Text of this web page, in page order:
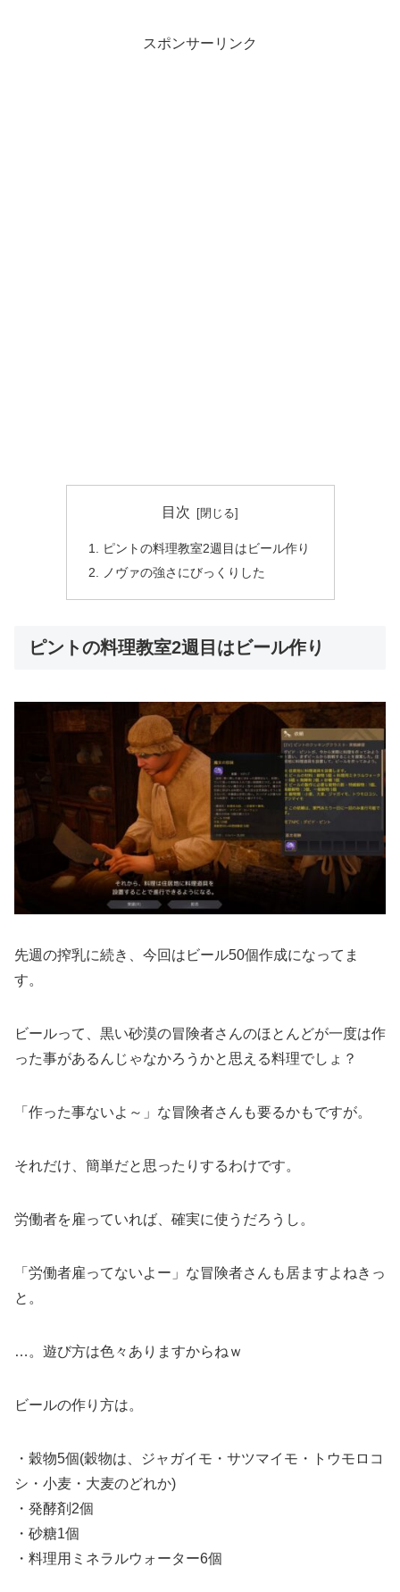
スポンサーリンク
目次
ピントの料理教室2週目はビール作り
ノヴァの強さにびっくりした
ピントの料理教室2週目はビール作り
先週の搾乳に続き、今回はビール50個作成になってま
す。
ビールって、黒い砂漠の冒険者さんのほとんどが一度は作
った事があるんじゃなかろうかと思える料理でしょ？
「作った事ないよ～」な冒険者さんも要るかもですが。
それだけ、簡単だと思ったりするわけです。
労働者を雇っていれば、確実に使うだろうし。
「労働者雇ってないよー」な冒険者さんも居ますよねきっ
と。
…。遊び方は色々ありますからねｗ
ビールの作り方は。
・穀物5個(穀物は、ジャガイモ・サツマイモ・トウモロコ
シ・小麦・大麦のどれか)
・発酵剤2個
・砂糖1個
・料理用ミネラルウォーター6個